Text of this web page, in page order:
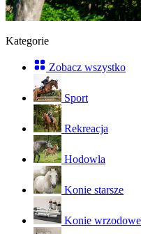
Kategorie
Zobacz wszystko
Sport
Rekreacja
Hodowla
Konie starsze
Konie wrzodowe